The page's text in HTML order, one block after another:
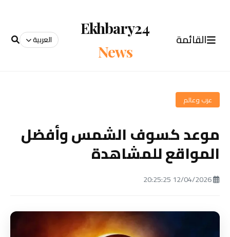
القائمة
Ekhbary24
News
العربية
عرب وعالم
موعد كسوف الشمس وأفضل
المواقع للمشاهدة